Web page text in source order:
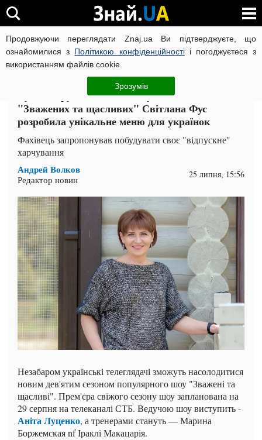
Продовжуючи переглядати Znaj.ua Ви підтверджуєте, що
ознайомилися з Політикою конфіденційностіі погоджуєтеся з
використанням файлів cookie.
Зрозумів
ВІЙНА РОСІЇ ПРОТИ УКРАЇНИ КОРОНАВІРУС В УКРАЇНІ
ЧИТАТЬ НА РУССКОМ
Будеш струнка, як Аніта Луценко: дієтолог
"Зважених та щасливих" Світлана Фус
розробила унікальне меню для українок
Фахівець запропонував побудувати своє "відпускне"
харчування
Андрей Волков
Редактор новин 25 липня, 15:56
Незабаром українські телеглядачі зможуть насолодитися
новим дев'ятим сезоном популярного шоу "Зважені та
щасливі". Прем'єра свіжого сезону шоу запланована на
29 серпня на телеканалі СТБ. Ведучою шоу виступить -
Аніта Луценко, а тренерами стануть — Марина
Боржемская nf Іраклі Макацарія.